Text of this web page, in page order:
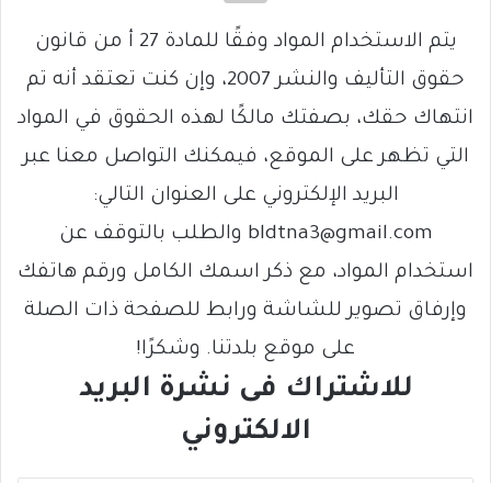
يتم الاستخدام المواد وفقًا للمادة 27 أ من قانون
حقوق التأليف والنشر 2007، وإن كنت تعتقد أنه تم
انتهاك حقك، بصفتك مالكًا لهذه الحقوق في المواد
التي تظهر على الموقع، فيمكنك التواصل معنا عبر
البريد الإلكتروني على العنوان التالي:
bldtna3@gmail.com والطلب بالتوقف عن
استخدام المواد، مع ذكر اسمك الكامل ورقم هاتفك
وإرفاق تصوير للشاشة ورابط للصفحة ذات الصلة
على موقع بلدتنا. وشكرًا!
للاشتراك فى نشرة البريد
الالكتروني